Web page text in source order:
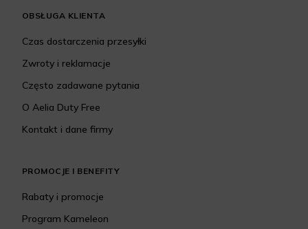
OBSŁUGA KLIENTA
Czas dostarczenia przesyłki
Zwroty i reklamacje
Często zadawane pytania
O Aelia Duty Free
Kontakt i dane firmy
PROMOCJE I BENEFITY
Rabaty i promocje
Program Kameleon